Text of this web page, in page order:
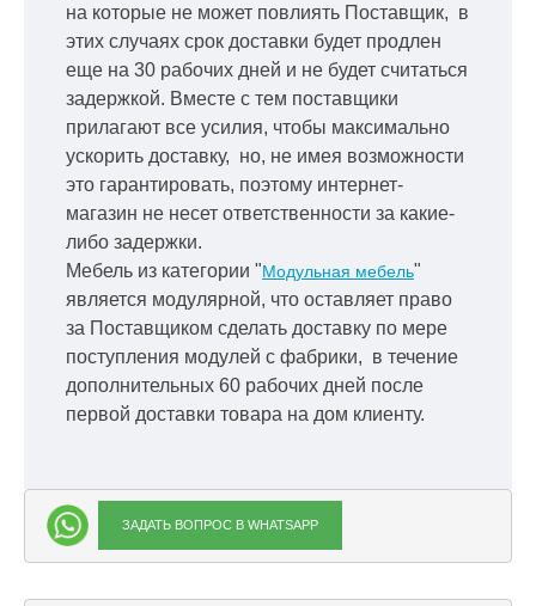
на которые не может повлиять Поставщик, в
этих случаях срок доставки будет продлен
еще на 30 рабочих дней и не будет считаться
задержкой. Вместе с тем поставщики
прилагают все усилия, чтобы максимально
ускорить доставку, но, не имея возможности
это гарантировать, поэтому интернет-
магазин не несет ответственности за какие-
либо задержки.
Мебель из категории "Модульная мебель"
является модулярной, что оставляет право
за Поставщиком сделать доставку по мере
поступления модулей с фабрики, в течение
дополнительных 60 рабочих дней после
первой доставки товара на дом клиенту.
ЗАДАТЬ ВОПРОС В WHATSAPP